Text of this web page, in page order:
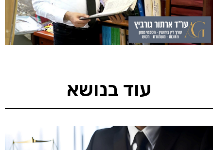
עוד בנושא